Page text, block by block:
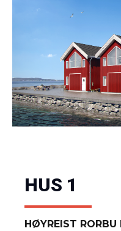
HUS 1
HØYREIST